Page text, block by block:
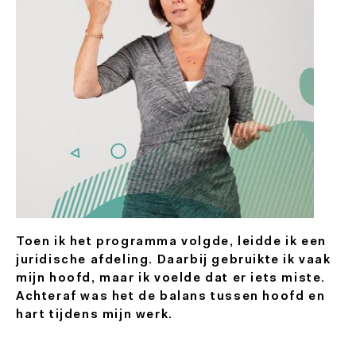
Toen ik het programma volgde, leidde ik een
juridische afdeling. Daarbij gebruikte ik vaak
mijn hoofd, maar ik voelde dat er iets miste.
Achteraf was het de balans tussen hoofd en
hart tijdens mijn werk.